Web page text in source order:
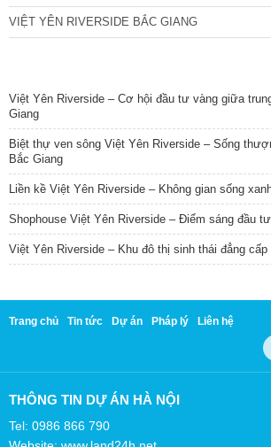
VIỆT YÊN RIVERSIDE BẮC GIANG
Việt Yên Riverside – Cơ hội đầu tư vàng giữa
Giang
Biệt thự ven sông Việt Yên Riverside – Sống
Bắc Giang
Liền kề Việt Yên Riverside – Không gian sống
Shophouse Việt Yên Riverside – Điểm sáng đầu
Việt Yên Riverside – Khu đô thị sinh thái đẳng
Trang chủ Tin tức Dự án Pháp lý Liên hệ
THÔNG TIN DỰ ÁN HÀ NỘI
Tel: 0986 866 790